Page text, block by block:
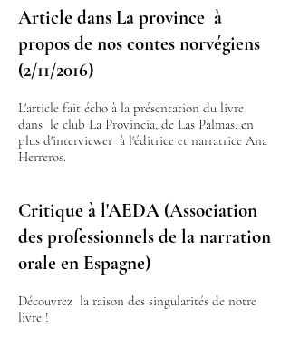
Article dans La province à
propos de nos contes norvégiens
(2/11/2016)
L'article fait écho à la présentation du livre
dans le club La Provincia, de Las Palmas, en
plus d'interviewer à l'éditrice et narratrice Ana
Herreros.
Critique à l'AEDA (Association
des professionnels de la narration
orale en Espagne)
Découvrez la raison des singularités de notre
livre !